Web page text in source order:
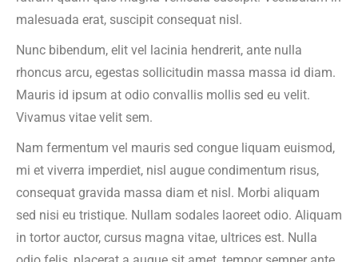
malesuada erat, suscipit consequat nisl.
Nunc bibendum, elit vel lacinia hendrerit, ante nulla
rhoncus arcu, egestas sollicitudin massa massa id diam.
Mauris id ipsum at odio convallis mollis sed eu velit.
Vivamus vitae velit sem.
Nam fermentum vel mauris sed congue liquam euismod,
mi et viverra imperdiet, nisl augue condimentum risus,
consequat gravida massa diam et nisl. Morbi aliquam
sed nisi eu tristique. Nullam sodales laoreet odio. Aliquam
in tortor auctor, cursus magna vitae, ultrices est. Nulla